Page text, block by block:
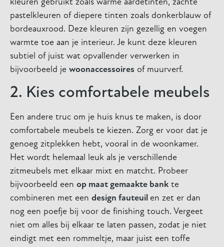
kleuren gebruikt zoals warme aardetinten, zachte
pastelkleuren of diepere tinten zoals donkerblauw of
bordeauxrood. Deze kleuren zijn gezellig en voegen
warmte toe aan je interieur. Je kunt deze kleuren
subtiel of juist wat opvallender verwerken in
bijvoorbeeld je woonaccessoires of muurverf.
2. Kies comfortabele meubels
Een andere truc om je huis knus te maken, is door
comfortabele meubels te kiezen. Zorg er voor dat je
genoeg zitplekken hebt, vooral in de woonkamer.
Het wordt helemaal leuk als je verschillende
zitmeubels met elkaar mixt en matcht. Probeer
bijvoorbeeld een op maat gemaakte bank te
combineren met een design fauteuil en zet er dan
nog een poefje bij voor de finishing touch. Vergeet
niet om alles bij elkaar te laten passen, zodat je niet
eindigt met een rommeltje, maar juist een toffe